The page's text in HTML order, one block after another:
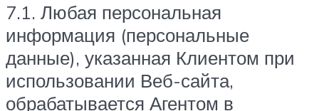
7.1. Любая персональная
информация (персональные
данные), указанная Клиентом при
использовании Веб-сайта,
обрабатывается Агентом в